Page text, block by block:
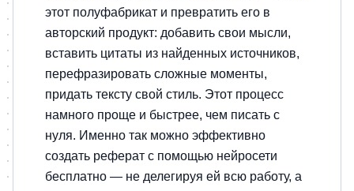
этот полуфабрикат и превратить его в
авторский продукт: добавить свои мысли,
вставить цитаты из найденных источников,
перефразировать сложные моменты,
придать тексту свой стиль. Этот процесс
намного проще и быстрее, чем писать с
нуля. Именно так можно эффективно
создать реферат с помощью нейросети
бесплатно — не делегируя ей всю работу, а